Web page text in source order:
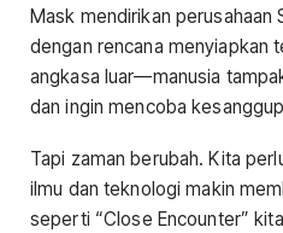
Mask mendirikan
dengan rencana menyiapkan
angkasa luar—manusia
dan ingin mencoba
Tapi zaman berubah. Kita
ilmu dan teknologi makin
seperti “Close Encounter”